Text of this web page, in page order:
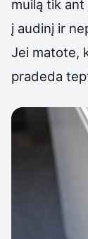
muilą tik
į audinį ir
Jei matote,
pradeda